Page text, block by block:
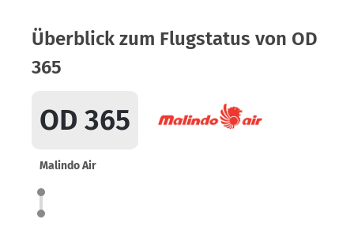
Überblick zum Flugstatus von OD
365
OD 365
Malindo Air